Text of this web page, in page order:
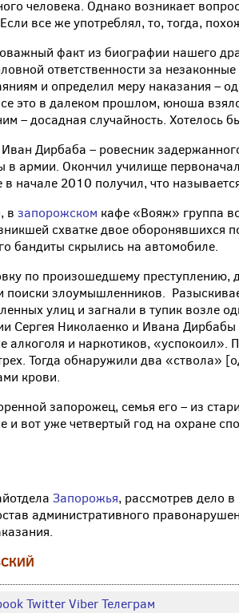
человека. Однако возникает
все же употреблял, то, тогда,
факт из биографии нашего
ответственности за
и определил меру наказания –
это в далеком прошлом, юноша
– досадная случайность. Хотелось
Дирбаба – ровесник
в армии. Окончил училище
начале 2010 получил, что
в запорожском кафе «Вояж» группа
схватке двое оборонявшихся
бандиты скрылись на автомобиле.
по произошедшему преступлению,
поиски зло­умышленников.
улиц и загнали в тупик возле
Сергея Николаенко и Ивана
алкоголя и наркотиков, «успокоил».
Тогда обнаружили два «ствола»
крови.
запорожец, семья его – из
и вот уже четвертый год на охране
Запорожья, рассмотрев дело
административного
TwitterViberТелеграм